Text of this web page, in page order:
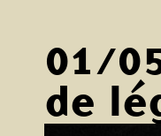
01/
de